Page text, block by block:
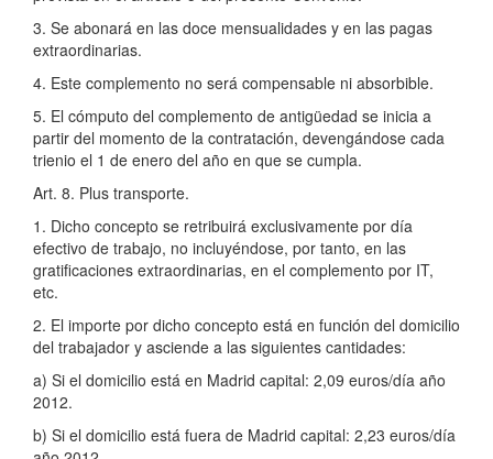
3. Se abonará en las doce mensualidades y en las pagas
extraordinarias.
4. Este complemento no será compensable ni absorbible.
5. El cómputo del complemento de antigüedad se inicia a
partir del momento de la contratación, devengándose cada
trienio el 1 de enero del año en que se cumpla.
Art. 8. Plus transporte.
1. Dicho concepto se retribuirá exclusivamente por día
efectivo de trabajo, no incluyéndose, por tanto, en las
gratificaciones extraordinarias, en el complemento por IT,
etc.
2. El importe por dicho concepto está en función del domicilio
del trabajador y asciende a las siguientes cantidades:
a) Si el domicilio está en Madrid capital: 2,09 euros/día año
2012.
b) Si el domicilio está fuera de Madrid capital: 2,23 euros/día